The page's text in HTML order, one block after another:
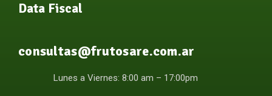
Data Fiscal
consultas@frutosare.com.ar
Lunes a Viernes: 8:00 am – 17:00pm